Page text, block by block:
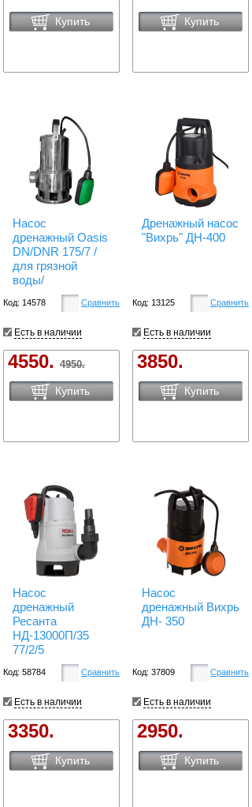
Купить Купить
Насос
дренажный Oasis
DN/DNR 175/7 /
для грязной
воды/
Код: 14578 Сравнить
Есть в наличии
4550. 4950.
Купить
Дренажный насос
"Вихрь" ДН-400
Код: 13125 Сравнить
Есть в наличии
3850.
Купить
Насос
дренажный
Ресанта
НД-13000П/35
77/2/5
Код: 58784 Сравнить
Есть в наличии
3350.
Купить
Насос
дренажный Вихрь
ДН- 350
Код: 37809 Сравнить
Есть в наличии
2950.
Купить